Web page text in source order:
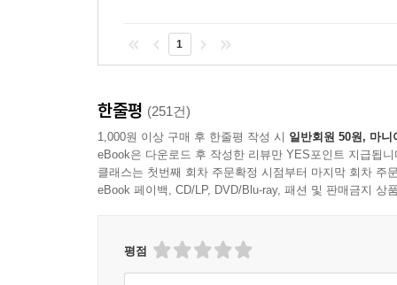
1
한줄평 (251건)
1,000원 이상 구매 후 한줄평 작성 시 일반회원 50원, 마니
eBook은 다운로드 후 작성한 리뷰만 YES포인트 지급됩니
클래스는 첫번째 회차 주문확정 시점부터 마지막 회차 주
eBook 페이백, CD/LP, DVD/Blu-ray, 패션 및 판매금지 상
평점